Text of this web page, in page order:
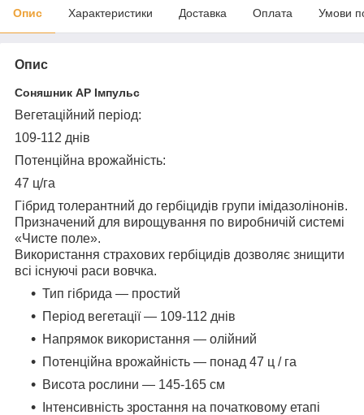
Опис Характеристики Доставка Оплата Умови
Опис
Соняшник АР Імпульс
Вегетаційний період:
109-112 днів
Потенційна врожайність:
47 ц/га
Гібрид толерантний до гербіцидів групи імідазолінонів.
Призначений для вирощування по виробничій системі
«Чисте поле».
Використання страхових гербіцидів дозволяє знищити
всі існуючі раси вовчка.
Тип гібрида — простий
Період вегетації — 109-112 днів
Напрямок використання — олійний
Потенційна врожайність — понад 47 ц / га
Висота рослини — 145-165 см
Інтенсивність зростання на початковому етапі